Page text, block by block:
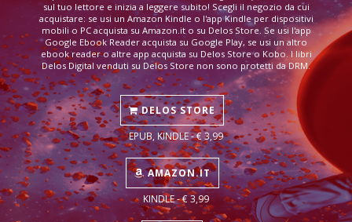
sul tuo lettore e inizia a leggere subito! Scegli il negozio da cui
acquistare: se usi un Amazon Kindle o l'app Kindle per dispositivi
mobili o PC acquista su Amazon.it o su Delos Store. Se usi l'app
Google Ebook Reader acquista su Google Play, se usi un altro
ebook reader o altre app acquista su Delos Store o Kobo. I libri
Delos Digital venduti su Delos Store non sono protetti da DRM.
DELOS STORE
EPUB, KINDLE - € 3,99
AMAZON.IT
KINDLE - € 3,99